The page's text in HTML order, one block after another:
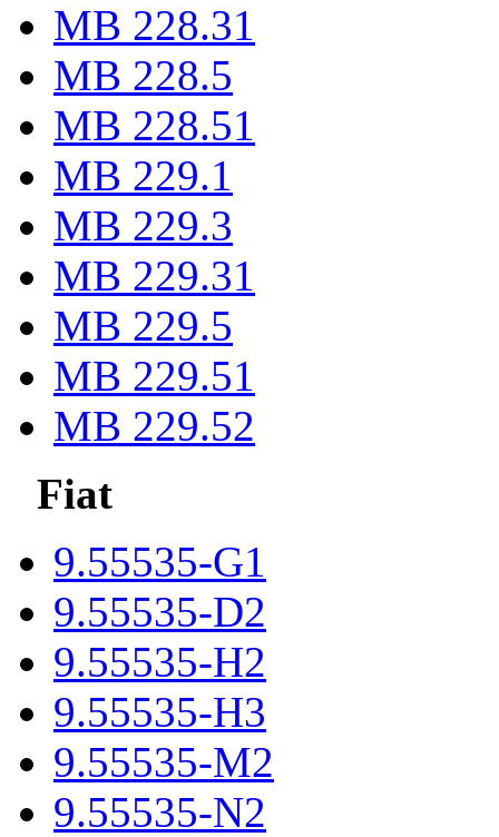
MB 228.31
MB 228.5
MB 228.51
MB 229.1
MB 229.3
MB 229.31
MB 229.5
MB 229.51
MB 229.52
Fiat
9.55535-G1
9.55535-D2
9.55535-H2
9.55535-H3
9.55535-M2
9.55535-N2